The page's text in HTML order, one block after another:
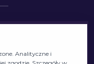
Analityczne i